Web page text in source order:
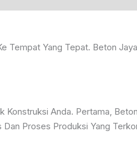
Tempat Yang Tepat. Beton
Anda. Pertama,
Proses Produksi Yang